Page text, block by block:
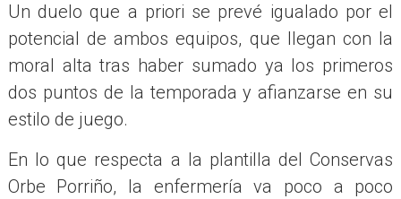
Un duelo que a priori se prevé igualado por el
potencial de ambos equipos, que llegan con la
moral alta tras haber sumado ya los primeros
dos puntos de la temporada y afianzarse en su
estilo de juego.
En lo que respecta a la plantilla del Conservas
Orbe Porriño, la enfermería va poco a poco